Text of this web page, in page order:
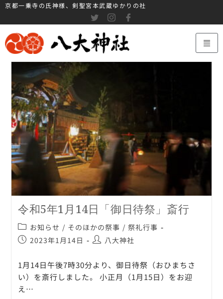
京都一乗寺の氏神様、剣聖宮本武蔵ゆかりの社
令和5年1月14日「御日待祭」斎行
お知らせ / そのほかの祭事 / 祭礼行事
2023年1月14日
八大神社
1月14日午後7時30分より、御日待祭（おひまちさ
い）を斎行しました。 小正月（1月15日）をお迎
え…